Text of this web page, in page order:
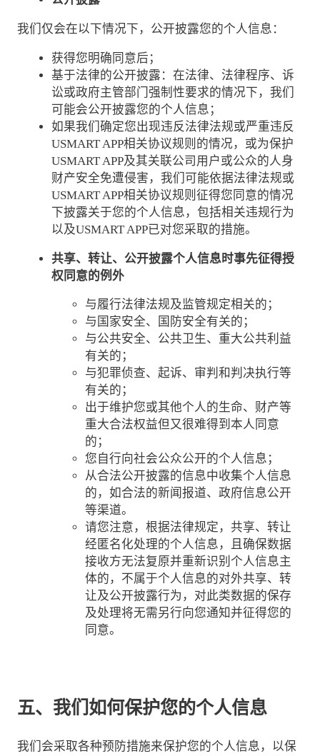
我们仅会在以下情况下，公开披露您的个人信息：
获得您明确同意后；
基于法律的公开披露：在法律、法律程序、诉
讼或政府主管部门强制性要求的情况下，我们
可能会公开披露您的个人信息；
如果我们确定您出现违反法律法规或严重违反
USMART APP相关协议规则的情况，或为保护
USMART APP及其关联公司用户或公众的人身
财产安全免遭侵害，我们可能依据法律法规或
USMART APP相关协议规则征得您同意的情况
下披露关于您的个人信息，包括相关违规行为
以及USMART APP已对您采取的措施。
共享、转让、公开披露个人信息时事先征得授
权同意的例外
与履行法律法规及监管规定相关的；
与国家安全、国防安全有关的；
与公共安全、公共卫生、重大公共利益
有关的；
与犯罪侦查、起诉、审判和判决执行等
有关的；
出于维护您或其他个人的生命、财产等
重大合法权益但又很难得到本人同意
的；
您自行向社会公众公开的个人信息；
从合法公开披露的信息中收集个人信息
的，如合法的新闻报道、政府信息公开
等渠道。
请您注意，根据法律规定，共享、转让
经匿名化处理的个人信息，且确保数据
接收方无法复原并重新识别个人信息主
体的，不属于个人信息的对外共享、转
让及公开披露行为，对此类数据的保存
及处理将无需另行向您通知并征得您的
同意。
五、我们如何保护您的个人信息
我们会采取各种预防措施来保护您的个人信息，以保